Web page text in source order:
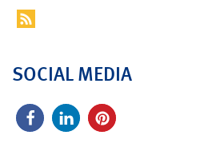
SOCIAL MEDIA